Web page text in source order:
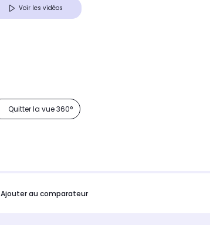
Voir les vidéos
Quitter la vue 360°
Ajouter au comparateur